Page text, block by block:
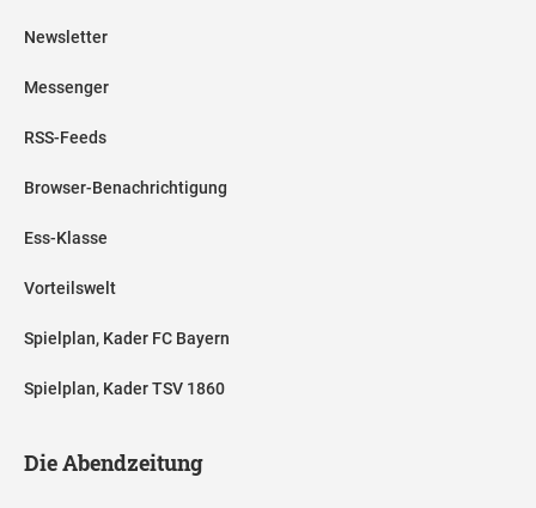
Newsletter
Messenger
RSS-Feeds
Browser-Benachrichtigung
Ess-Klasse
Vorteilswelt
Spielplan, Kader FC Bayern
Spielplan, Kader TSV 1860
Die Abendzeitung